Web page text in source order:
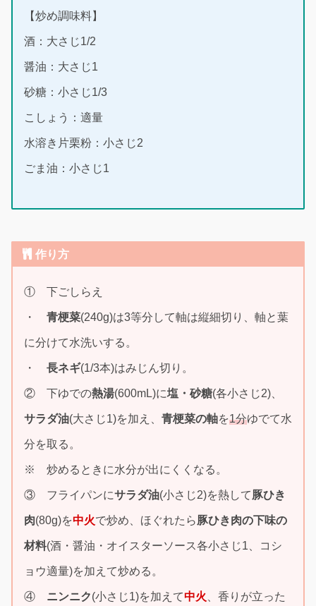
【炒め調味料】
酒：大さじ1/2
醤油：大さじ1
砂糖：小さじ1/3
こしょう：適量
水溶き片栗粉：小さじ2
ごま油：小さじ1
作り方
① 下ごしらえ
・ 青梗菜(240g)は3等分して軸は縦細切り、軸と葉
に分けて水洗いする。
・ 長ネギ(1/3本)はみじん切り。
② 下ゆでの熱湯(600mL)に塩・砂糖(各小さじ2)、
サラダ油(大さじ1)を加え、 青梗菜の軸を1分ゆでて水
分を取る。
※ 炒めるときに水分が出にくくなる。
③ フライパンにサラダ油(小さじ2)を熱して豚ひき
肉(80g)を中火で炒め、ほぐれたら豚ひき肉の下味の
材料(酒・醤油・オイスターソース各小さじ1、コシ
ョウ適量)を加えて炒める。
④ ニンニク(小さじ1)を加えて中火、香りが立った